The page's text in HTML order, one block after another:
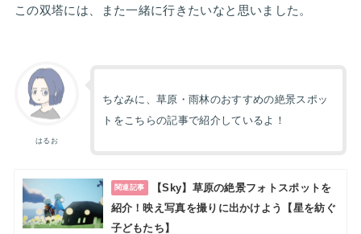
この双塔には、また一緒に行きたいなと思いました。
はるお
ちなみに、草原・雨林のおすすめの絶景スポッ
トをこちらの記事で紹介しているよ！
関連記事
【Sky】草原の絶景フォトスポットを
紹介！映え写真を撮りに出かけよう【星を紡ぐ
子どもたち】